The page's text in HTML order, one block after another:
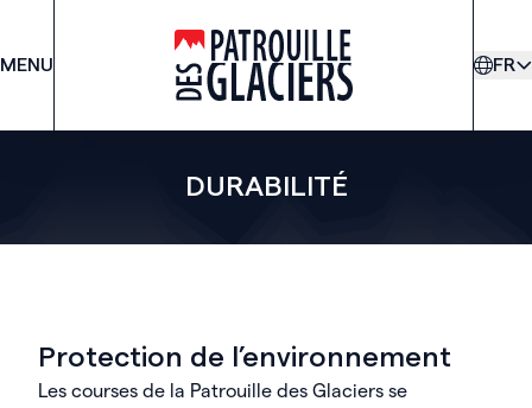
MENU FR
PDG
DURABILITÉ
Protection de l’environnement
Les courses de la Patrouille des Glaciers se